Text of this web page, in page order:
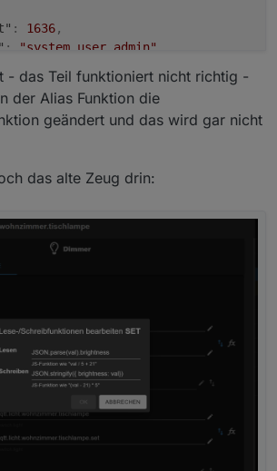
: 1636,
: "system.user.admin"
- das Teil funktioniert nicht richtig -
der Alias Funktion die
geändert und das wird gar nicht
das alte Zeug drin: